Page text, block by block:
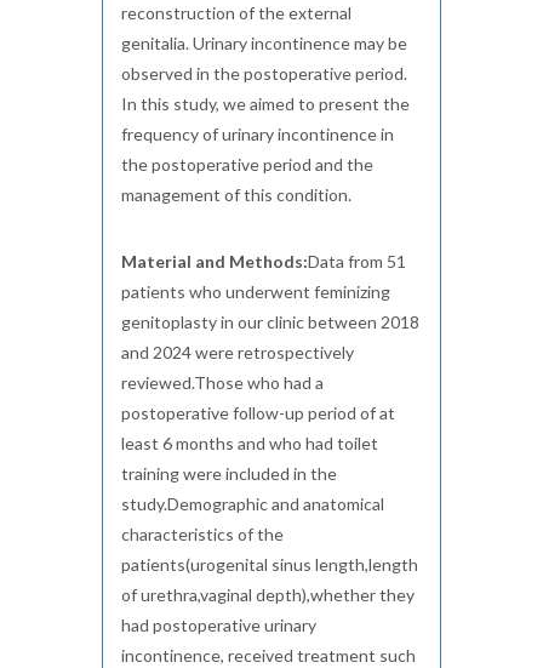
reconstruction of the external
genitalia. Urinary incontinence may be
observed in the postoperative period.
In this study, we aimed to present the
frequency of urinary incontinence in
the postoperative period and the
management of this condition.
Material and Methods:Data from 51
patients who underwent feminizing
genitoplasty in our clinic between 2018
and 2024 were retrospectively
reviewed.Those who had a
postoperative follow-up period of at
least 6 months and who had toilet
training were included in the
study.Demographic and anatomical
characteristics of the
patients(urogenital sinus length,length
of urethra,vaginal depth),whether they
had postoperative urinary
incontinence, received treatment such